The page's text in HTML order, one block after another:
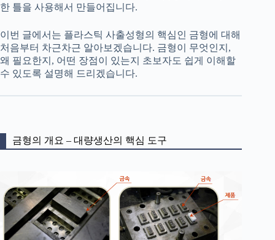
한 틀을 사용해서 만들어집니다.
이번 글에서는 플라스틱 사출성형의 핵심인 금형에 대해
처음부터 차근차근 알아보겠습니다. 금형이 무엇인지,
왜 필요한지, 어떤 장점이 있는지 초보자도 쉽게 이해할
수 있도록 설명해 드리겠습니다.
금형의 개요 – 대량생산의 핵심 도구